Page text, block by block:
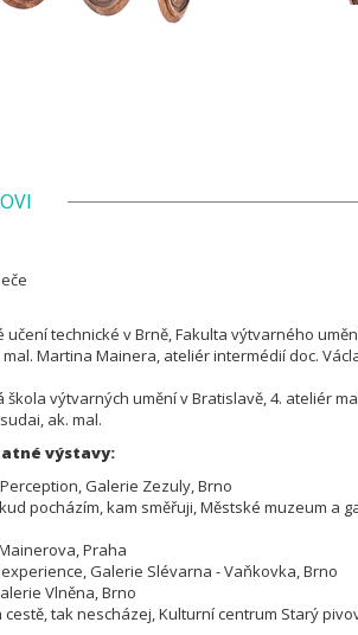
učení technické v Brně,Fakulta výtvarného
Martina Mainera, ateliér intermédií doc.
škola výtvarných umění v Bratislavě, 4. ateliér
ak. mal.
výstavy:
Galerie Zezuly, Brno
pocházím, kam směřuji, Městské muzeum a
Praha
Galerie Slévarna - Vaňkovka, Brno
Vlněna, Brno
cestě, tak nescházej, Kulturní centrum Starý